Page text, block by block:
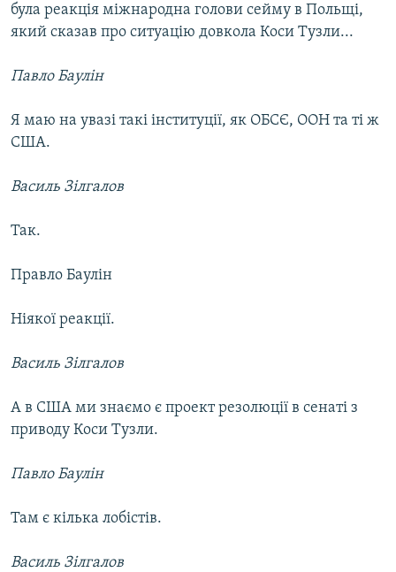
була реакція міжнародна голови сейму в Польщі,
який сказав про ситуацію довкола Коси Тузли...
Павло Баулін
Я маю на увазі такі інституції, як ОБСЄ, ООН та ті ж
США.
Василь Зілгалов
Так.
Правло Баулін
Ніякої реакції.
Василь Зілгалов
А в США ми знаємо є проект резолюції в сенаті з
приводу Коси Тузли.
Павло Баулін
Там є кілька лобістів.
Василь Зілгалов